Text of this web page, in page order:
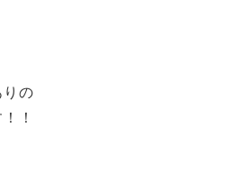
の
！